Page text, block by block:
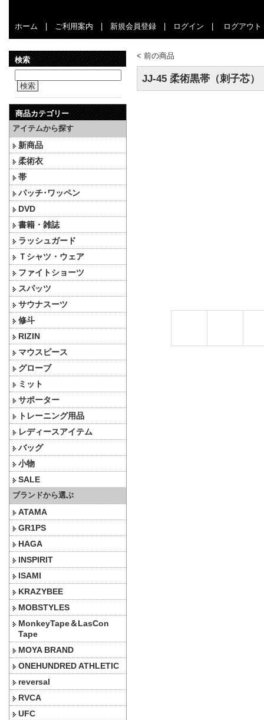
ホーム ご利用案内 新規会員登録 ログイン ログアウト
検索
検索
商品カテゴリー
アイテムから探す
新商品
柔術衣
帯
パッチ･ワッペン
DVD
書籍・雑誌
ラッシュガード
Ｔシャツ・ウェア
ファイトショーツ
スパッツ
サウナスーツ
修斗
RIZIN
マウスピース
グローブ
ミット
サポーター
トレーニング用品
レディースアイテム
バッグ
小物
SALE
ブランドから選ぶ
ATAMA
GR1PS
HAGA
INSPIRIT
ISAMI
KRAZYBEE
MOBSTYLES
MonkeyTape＆LasCon
Tape
MOYA BRAND
ONEHUNDRED ATHLETIC
reversal
RVCA
UFC
< 前の商品
JJ-45 柔術黒帯（刺子芯）